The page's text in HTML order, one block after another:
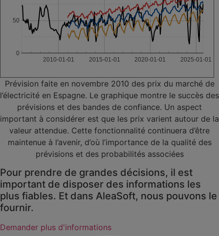
2010-01-01 2015-01-01 2020-01-01 2025-01-01
0
50
Prévision faite en novembre 2010 des prix du marché de
l’électricité en Espagne. Le graphique montre le succès des
prévisions et des bandes de confiance. Un aspect
important à considérer est que les prix varient autour de la
valeur attendue. Cette fonctionnalité continuera d’être
maintenue à l’avenir, d’où l’importance de la qualité des
prévisions et des probabilités associées
Pour prendre de grandes décisions, il est
important de disposer des informations les
plus fiables. Et dans AleaSoft, nous pouvons le
fournir.
Demander plus d'informations